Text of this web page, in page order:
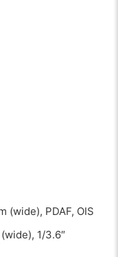
(wide), PDAF, OIS
1/3.6″